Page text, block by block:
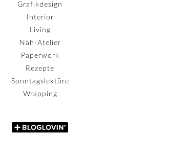
Grafikdesign
Interior
Living
Näh-Atelier
Paperwork
Rezepte
Sonntagslektüre
Wrapping